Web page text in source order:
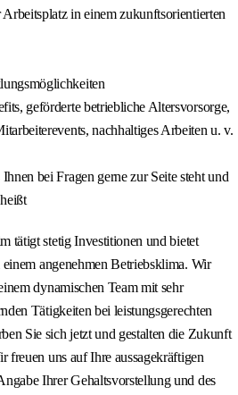
in einem zukunftsorientierten
geförderte betriebliche Altersvorsorge,
nachhaltiges Arbeiten u. v.
bei Fragen gerne zur Seite steht und
tätigt stetig Investitionen und bietet
angenehmen Betriebsklima. Wir
dynamischen Team mit sehr
Tätigkeiten bei leistungsgerechten
Sie sich jetzt und gestalten die Zukunft
freuen uns auf Ihre aussagekräftigen
Ihrer Gehaltsvorstellung und des